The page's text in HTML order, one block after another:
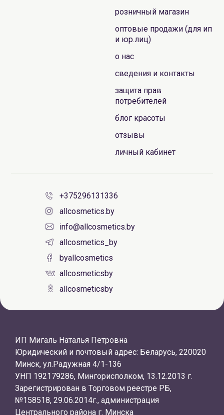
розничный магазин
оптовые продажи (для ип
и юр.лиц)
о нас
сведения и контакты
защита прав
потребителей
блог красоты
отзывы
личный кабинет
+375296131336
allcosmetics.by
info@allcosmetics.by
allcosmetics_by
byallcosmetics
allcosmeticsby
allcosmeticsby
ИП Мигаль Наталья Петровна
Юридический и почтовый адрес: Беларусь, 220020
Минск, ул.Радужная 4/1-136
УНП 192179286, Мингорисполком, 13.12.2013 г.
Зарегистрирован в Торговом реестре РБ,
№158518, 29.06.2014г., администрация
Центрального района г. Минска